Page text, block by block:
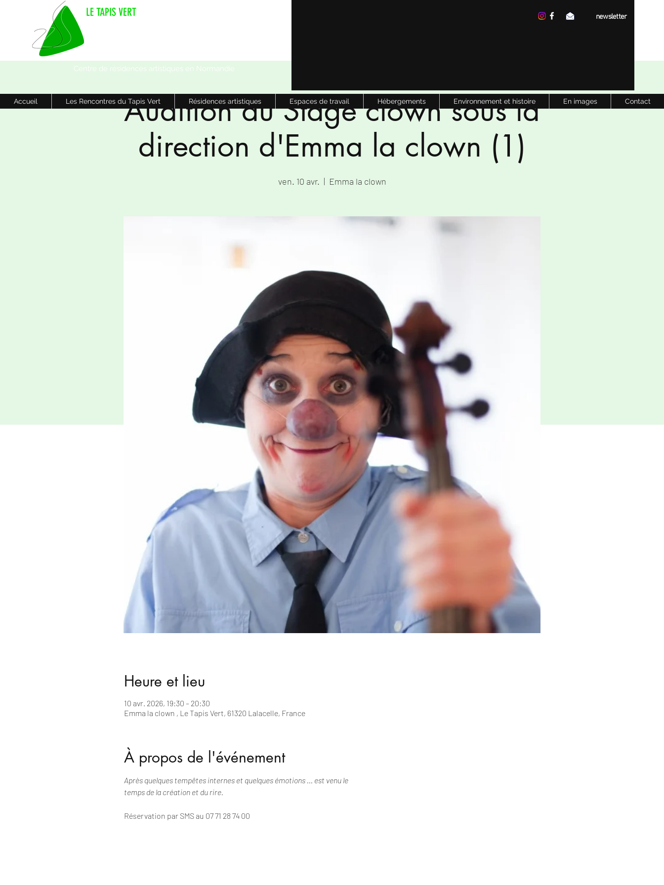
LE TAPIS VERT
Centre de résidences artistiques en Normandie
newsletter
Accueil Les Rencontres du Tapis Vert Résidences artistiques Espaces de travail Hébergements Environnement et histoire En images Contact
Audition du Stage clown sous la
direction d'Emma la clown (1)
ven. 10 avr.
  |
Emma la clown
Heure et lieu
10 avr. 2026, 19:30 – 20:30
Emma la clown , Le Tapis Vert, 61320 Lalacelle, France
À propos de l'événement
Après quelques tempêtes internes et quelques émotions ... est venu le
temps de la création et du rire.
Réservation par SMS au 07 71 28 74 00